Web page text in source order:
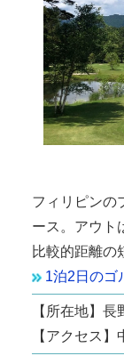
フィリピンの
ース。アウト
比較的距離の
1泊2日のゴ
【所在地】
【アクセス